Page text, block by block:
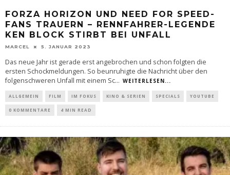
FORZA HORIZON UND NEED FOR SPEED-
FANS TRAUERN – RENNFAHRER-LEGENDE
KEN BLOCK STIRBT BEI UNFALL
MARCEL 5. JANUAR 2023
Das neue Jahr ist gerade erst angebrochen und schon folgten die
ersten Schockmeldungen. So beunruhigte die Nachricht über den
folgenschweren Unfall mit einem Sc... WEITERLESEN...
ALLGEMEIN FILM IM FOKUS KINO & SERIEN SPECIALS YOUTUBE
0 KOMMENTARE 4 MIN READ